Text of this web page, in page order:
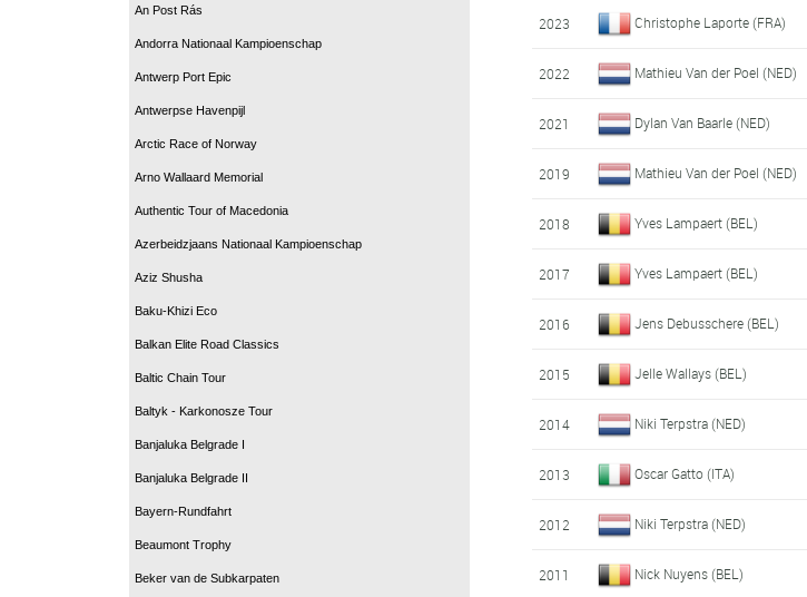
An Post Rás
Andorra Nationaal Kampioenschap
Antwerp Port Epic
Antwerpse Havenpijl
Arctic Race of Norway
Arno Wallaard Memorial
Authentic Tour of Macedonia
Azerbeidzjaans Nationaal Kampioenschap
Aziz Shusha
Baku-Khizi Eco
Balkan Elite Road Classics
Baltic Chain Tour
Baltyk - Karkonosze Tour
Banjaluka Belgrade I
Banjaluka Belgrade II
Bayern-Rundfahrt
Beaumont Trophy
Beker van de Subkarpaten
2023 Christophe Laporte (FRA)
2022 Mathieu Van der Poel (NED)
2021 Dylan Van Baarle (NED)
2019 Mathieu Van der Poel (NED)
2018 Yves Lampaert (BEL)
2017 Yves Lampaert (BEL)
2016 Jens Debusschere (BEL)
2015 Jelle Wallays (BEL)
2014 Niki Terpstra (NED)
2013 Oscar Gatto (ITA)
2012 Niki Terpstra (NED)
2011 Nick Nuyens (BEL)